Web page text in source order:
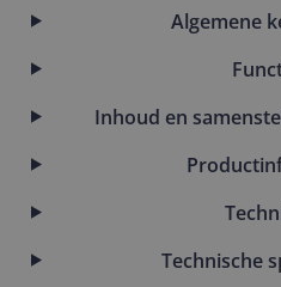
Algemene
Inhoud en
Technische